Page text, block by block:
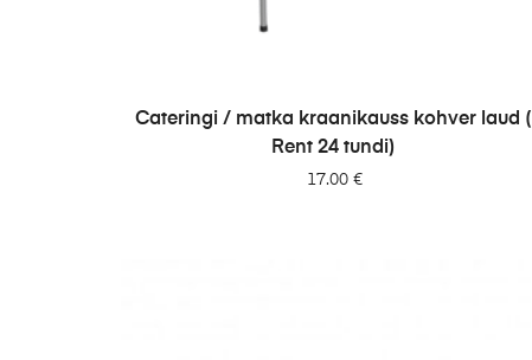
LISA PÄRINGUSSE
Cateringi / matka kraanikauss kohver laud (
Rent 24 tundi)
17.00 €